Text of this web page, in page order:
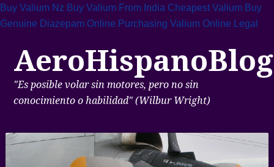
Buy Valium Nz Buy Valium From India Cheapest Valium Buy
Genuine Diazepam Online Purchasing Valium Online Legal
AeroHispanoBlog
"Es posible volar sin motores, pero no sin
conocimiento o habilidad" (Wilbur Wright)